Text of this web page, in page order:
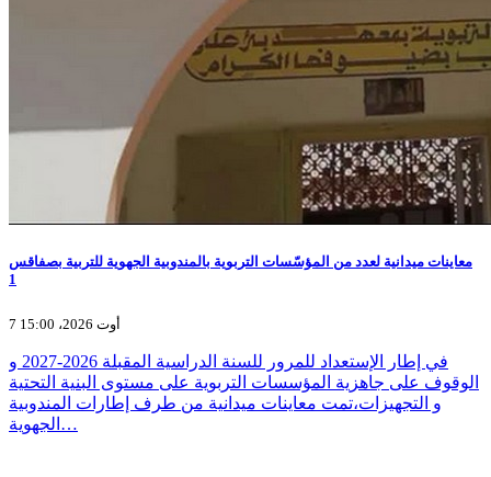
معاينات ميدانية لعدد من المؤسّسات التربوية بالمندوبية الجهوية للتربية بصفاقس
1
7 أوت 2026، 15:00
في إطار الإستعداد للمرور للسنة الدراسية المقبلة 2026-2027 و
الوقوف على جاهزية المؤسسات التربوية على مستوى البنية التحتية
و التجهيزات،تمت معاينات ميدانية من طرف إطارات المندوبية
الجهوية…